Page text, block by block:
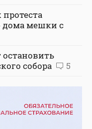
дома мешки с
собора
5